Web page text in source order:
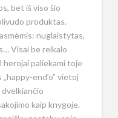
bet iš viso šio
produktas.
nuglaistytas,
Visai be reikalo
paliekami toje
end’o” vietoj
kaip knygoje.